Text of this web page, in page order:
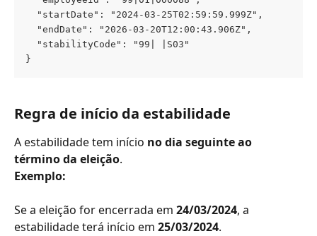
  "startDate": "2024-03-25T02:59:59.999Z",
  "endDate": "2026-03-20T12:00:43.906Z",
  "stabilityCode": "99| |S03"
}
Regra de início da estabilidade
A estabilidade tem início no dia seguinte ao
término da eleição.
Exemplo:
Se a eleição for encerrada em 24/03/2024, a
estabilidade terá início em 25/03/2024.